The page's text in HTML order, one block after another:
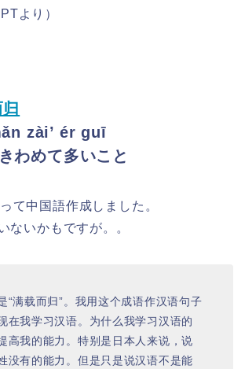
より）
zài’ ér guī
わめて多いこと
て中国語作成しました。
ないかもですが。。
“满载而归”。我用这个成语作汉语句子
在我学习汉语。为什么我学习汉语的
高我的能力。特别是日本人来说，说
没有的能力。但是只是说汉语不是能